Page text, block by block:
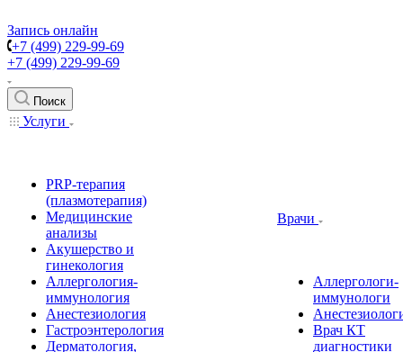
Запись онлайн
+7 (499) 229-99-69
+7 (499) 229-99-69
Поиск
Услуги
PRP-терапия
(плазмотерапия)
Медицинские
анализы
Акушерство и
гинекология
Аллергология-
иммунология
Анестезиология
Гастроэнтерология
Дерматология,
Врачи
Аллергологи-
иммунологи
Врач КТ
диагностики